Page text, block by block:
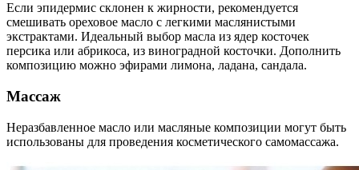
Если эпидермис склонен к жирности, рекомендуется
смешивать ореховое масло с легкими маслянистыми
экстрактами. Идеальный выбор масла из ядер косточек
персика или абрикоса, из виноградной косточки. Дополнить
композицию можно эфирами лимона, ладана, сандала.
Массаж
Неразбавленное масло или масляные композиции могут быть
использованы для проведения косметического самомассажа.